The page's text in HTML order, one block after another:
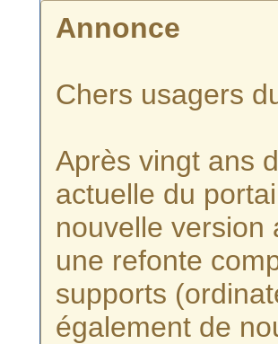
Annonce
Chers usagers
Après vingt ans
actuelle du
nouvelle version
une refonte
supports
également de